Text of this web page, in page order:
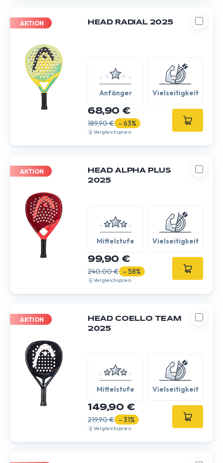
AKTION HEAD RADIAL 2025
Anfänger Vielseitigkeit
68,90 €
189,90 € - 63%
Vergleichspreis
AKTION
HEAD ALPHA PLUS
2025
Mittelstufe Vielseitigkeit
99,90 €
240,00 € - 58%
Vergleichspreis
AKTION
HEAD COELLO TEAM
2025
Mittelstufe Vielseitigkeit
149,90 €
219,90 € - 31%
Vergleichspreis